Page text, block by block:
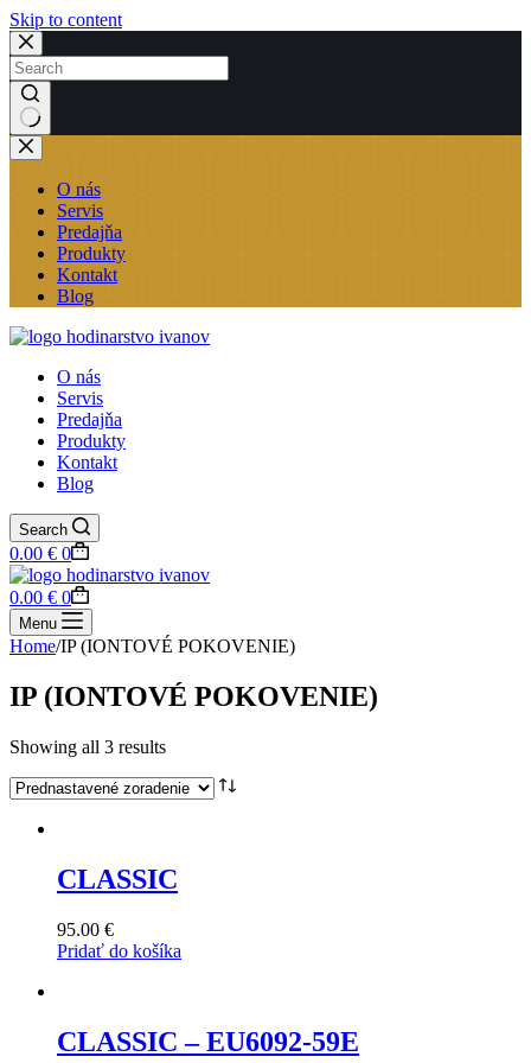
Skip to content
No
results
O nás
Servis
Predajňa
Produkty
Kontakt
Blog
O nás
Servis
Predajňa
Produkty
Kontakt
Blog
Search
Shopping
cart
0.00 € 0
Shopping
cart
0.00 € 0
Menu
Home/IP (IONTOVÉ POKOVENIE)
IP (IONTOVÉ POKOVENIE)
Showing all 3 results
CLASSIC
95.00 €
Pridať do košíka
CLASSIC – EU6092-59E